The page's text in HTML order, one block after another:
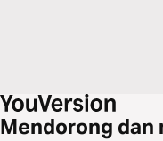
Mendorong dan